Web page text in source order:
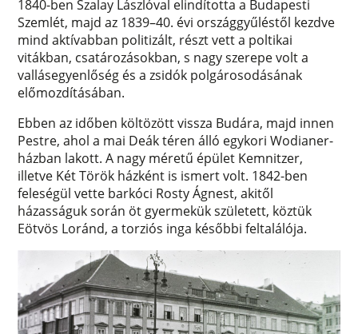
1840-ben Szalay Lászlóval elindította a Budapesti
Szemlét, majd az 1839–40. évi országgyűléstől kezdve
mind aktívabban politizált, részt vett a poltikai
vitákban, csatározásokban, s nagy szerepe volt a
vallásegyenlőség és a zsidók polgárosodásának
előmozdításában.
Ebben az időben költözött vissza Budára, majd innen
Pestre, ahol a mai Deák téren álló egykori Wodianer-
házban lakott. A nagy méretű épület Kemnitzer,
illetve Két Török házként is ismert volt. 1842-ben
feleségül vette barkóci Rosty Ágnest, akitől
házasságuk során öt gyermekük született, köztük
Eötvös Loránd, a torziós inga későbbi feltalálója.